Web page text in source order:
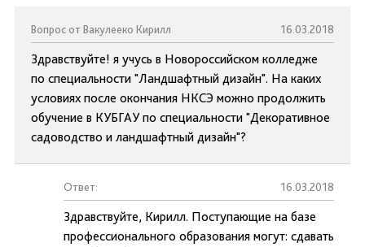
Вопрос от Вакулееко Кирилл 16.03.2018
Здравствуйте! я учусь в Новороссийском колледже
по специальности "Ландшафтный дизайн". На каких
условиях после окончания НКСЭ можно продолжить
обучение в КУБГАУ по специальности "Декоративное
садоводство и ландшафтный дизайн"?
Ответ: 16.03.2018
Здравствуйте, Кирилл. Поступающие на базе
профессионального образования могут: сдавать